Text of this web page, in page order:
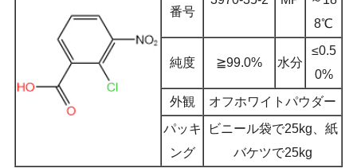
番号
8℃
純度 ≧99.0% 水分
≤0.5
0%
外観
オフホワイトパウダー
パッキ
ング
ビニール袋で25kg、紙
バケツで25kg